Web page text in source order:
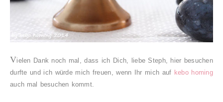
Vielen Dank noch mal, dass ich Dich, liebe Steph, hier besuchen
durfte und ich würde mich freuen, wenn Ihr mich auf kebo homing
auch mal besuchen kommt.